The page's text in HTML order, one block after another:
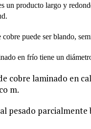
un producto largo y
puede ser blando,
en frío tiene un
cobre laminado en
m.
pesado